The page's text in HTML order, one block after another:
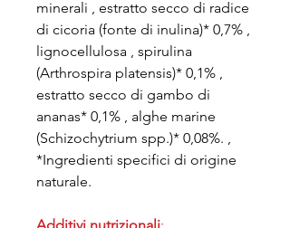
minerali , estratto secco di radice
di cicoria (fonte di inulina)* 0,7% ,
lignocellulosa , spirulina
(Arthrospira platensis)* 0,1% ,
estratto secco di gambo di
ananas* 0,1% , alghe marine
(Schizochytrium spp.)* 0,08%. ,
*Ingredienti specifici di origine
naturale.